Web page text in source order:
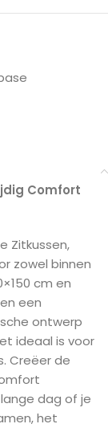
Comfort
Zitkussen,
zowel binnen
cm en
een
ontwerp
ideaal is voor
Creëer de
dag of je
het